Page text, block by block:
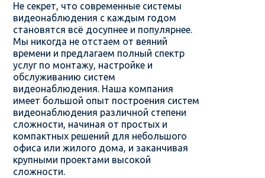
Не секрет, что современные системы
видеонаблюдения с каждым годом
становятся всё досупнее и популярнее.
Мы никогда не отстаем от веяний
времени и предлагаем полный спектр
услуг по монтажу, настройке и
обслуживанию систем
видеонаблюдения. Наша компания
имеет большой опыт построения систем
видеонаблюдения различной степени
сложности, начиная от простых и
компактных решений для небольшого
офиса или жилого дома, и заканчивая
крупными проектами высокой
сложности.